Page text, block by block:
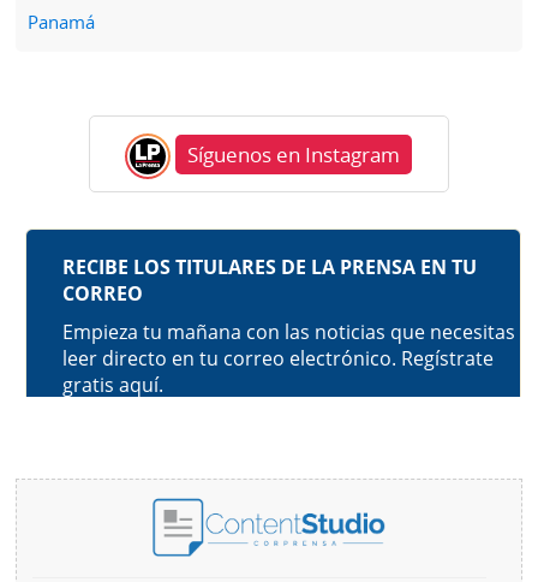
Panamá
Síguenos en Instagram